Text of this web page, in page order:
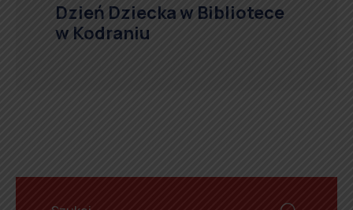
Dzień Dziecka w Bibliotece
w Kodraniu